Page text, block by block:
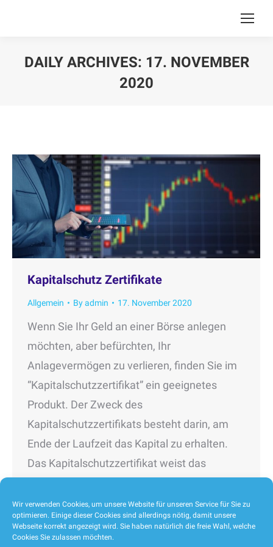
Wir verwenden Cookies, um unsere Website für unseren Service für Sie zu
optimieren. Einige dieser Cookies sind allerdings nötig, damit unsere
Webseite korrekt angezeigt wird. Sie haben natürlich die freie Wahl, welche
Cookies Sie zulassen möchten.
DAILY ARCHIVES: 17. NOVEMBER
2020
Kapitalschutz Zertifikate
Allgemein Byadmin 17. November 2020
Wenn Sie Ihr Geld an einer Börse anlegen
möchten, aber befürchten, Ihr
Anlagevermögen zu verlieren, finden Sie im
“Kapitalschutzzertifikat” ein geeignetes
Produkt. Der Zweck des
Kapitalschutzzertifikats besteht darin, am
Ende der Laufzeit das Kapital zu erhalten.
Das Kapitalschutzzertifikat weist das
Zertifikatstypen auf. Es wird von der
Finanzingenieurabteilung der Bank gemäß
den hohen…